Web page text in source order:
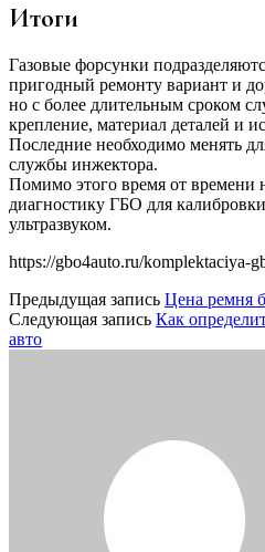
Итоги
Газовые форсунки
пригодный ремонту вариант и
но с более длительным сроком
крепление, материал деталей и
Последние необходимо менять
службы инжектора.
Помимо этого время от времени
диагностику ГБО для
ультразвуком.
https://gbo4auto.ru/komplektaciya-
Предыдущая запись Цена ремня
Следующая запись Как
авто